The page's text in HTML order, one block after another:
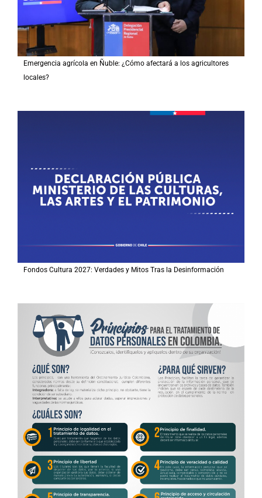
Emergencia agrícola en Ñuble: ¿Cómo afectará a los agricultores
locales?
Fondos Cultura 2027: Verdades y Mitos Tras la Desinformación